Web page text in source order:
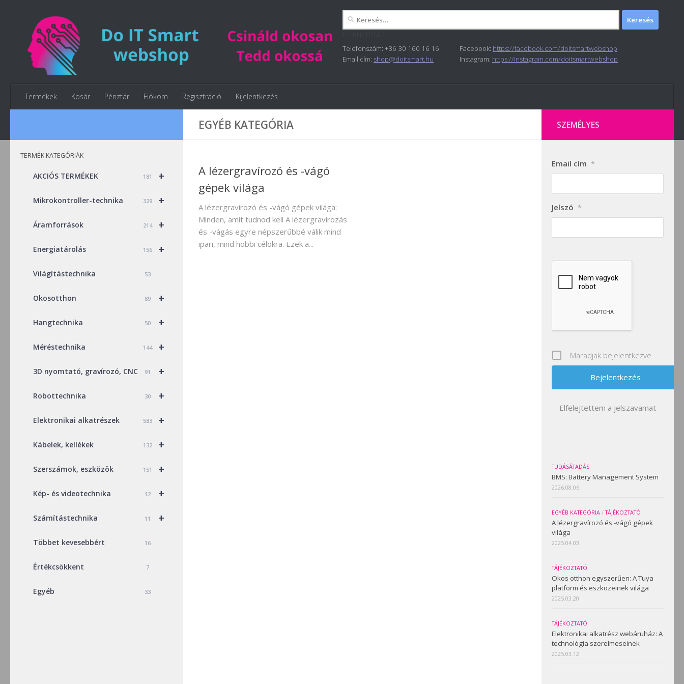
Skip to content Keresés:
Telefonszám: +36 30 160 16 16 Facebook: https://facebook.com/doitsmartwebshop
Email cím: shop@doitsmart.hu Instagram: https://instagram.com/doitsmartwebshop
Termékek Kosár Pénztár Fiókom Regisztráció Kijelentkezés
EGYÉB KATEGÓRIA
A lézergravírozó és -vágó
gépek világa
A lézergravírozó és -vágó gépek világa:
Minden, amit tudnod kell A lézergravírozás
és -vágás egyre népszerűbbé válik mind
ipari, mind hobbi célokra. Ezek a...
TERMÉK KATEGÓRIÁK
+
AKCIÓS TERMÉKEK 181
+
Mikrokontroller-technika 329
+
Áramforrások 214
+
Energiatárolás 156
Világítástechnika 53
+
Okosotthon 89
+
Hangtechnika 50
+
Méréstechnika 144
+
3D nyomtató, gravírozó, CNC 91
+
Robottechnika 30
+
Elektronikai alkatrészek 583
+
Kábelek, kellékek 132
+
Szerszámok, eszközök 151
+
Kép- és videotechnika 12
+
Számítástechnika 11
Többet kevesebbért 16
Értékcsökkent 7
Egyéb 33
SZEMÉLYES
Email cím *
Jelszó *
Maradjak bejelentkezve
Elfelejtettem a jelszavamat
TUDÁSÁTADÁS
BMS: Battery Management System
2026.08.06.
EGYÉB KATEGÓRIA /TÁJÉKOZTATÓ
A lézergravírozó és -vágó gépek
világa
2025.04.03.
TÁJÉKOZTATÓ
Okos otthon egyszerűen: A Tuya
platform és eszközeinek világa
2025.03.20.
TÁJÉKOZTATÓ
Elektronikai alkatrész webáruház: A
technológia szerelmeseinek
2025.03.12.